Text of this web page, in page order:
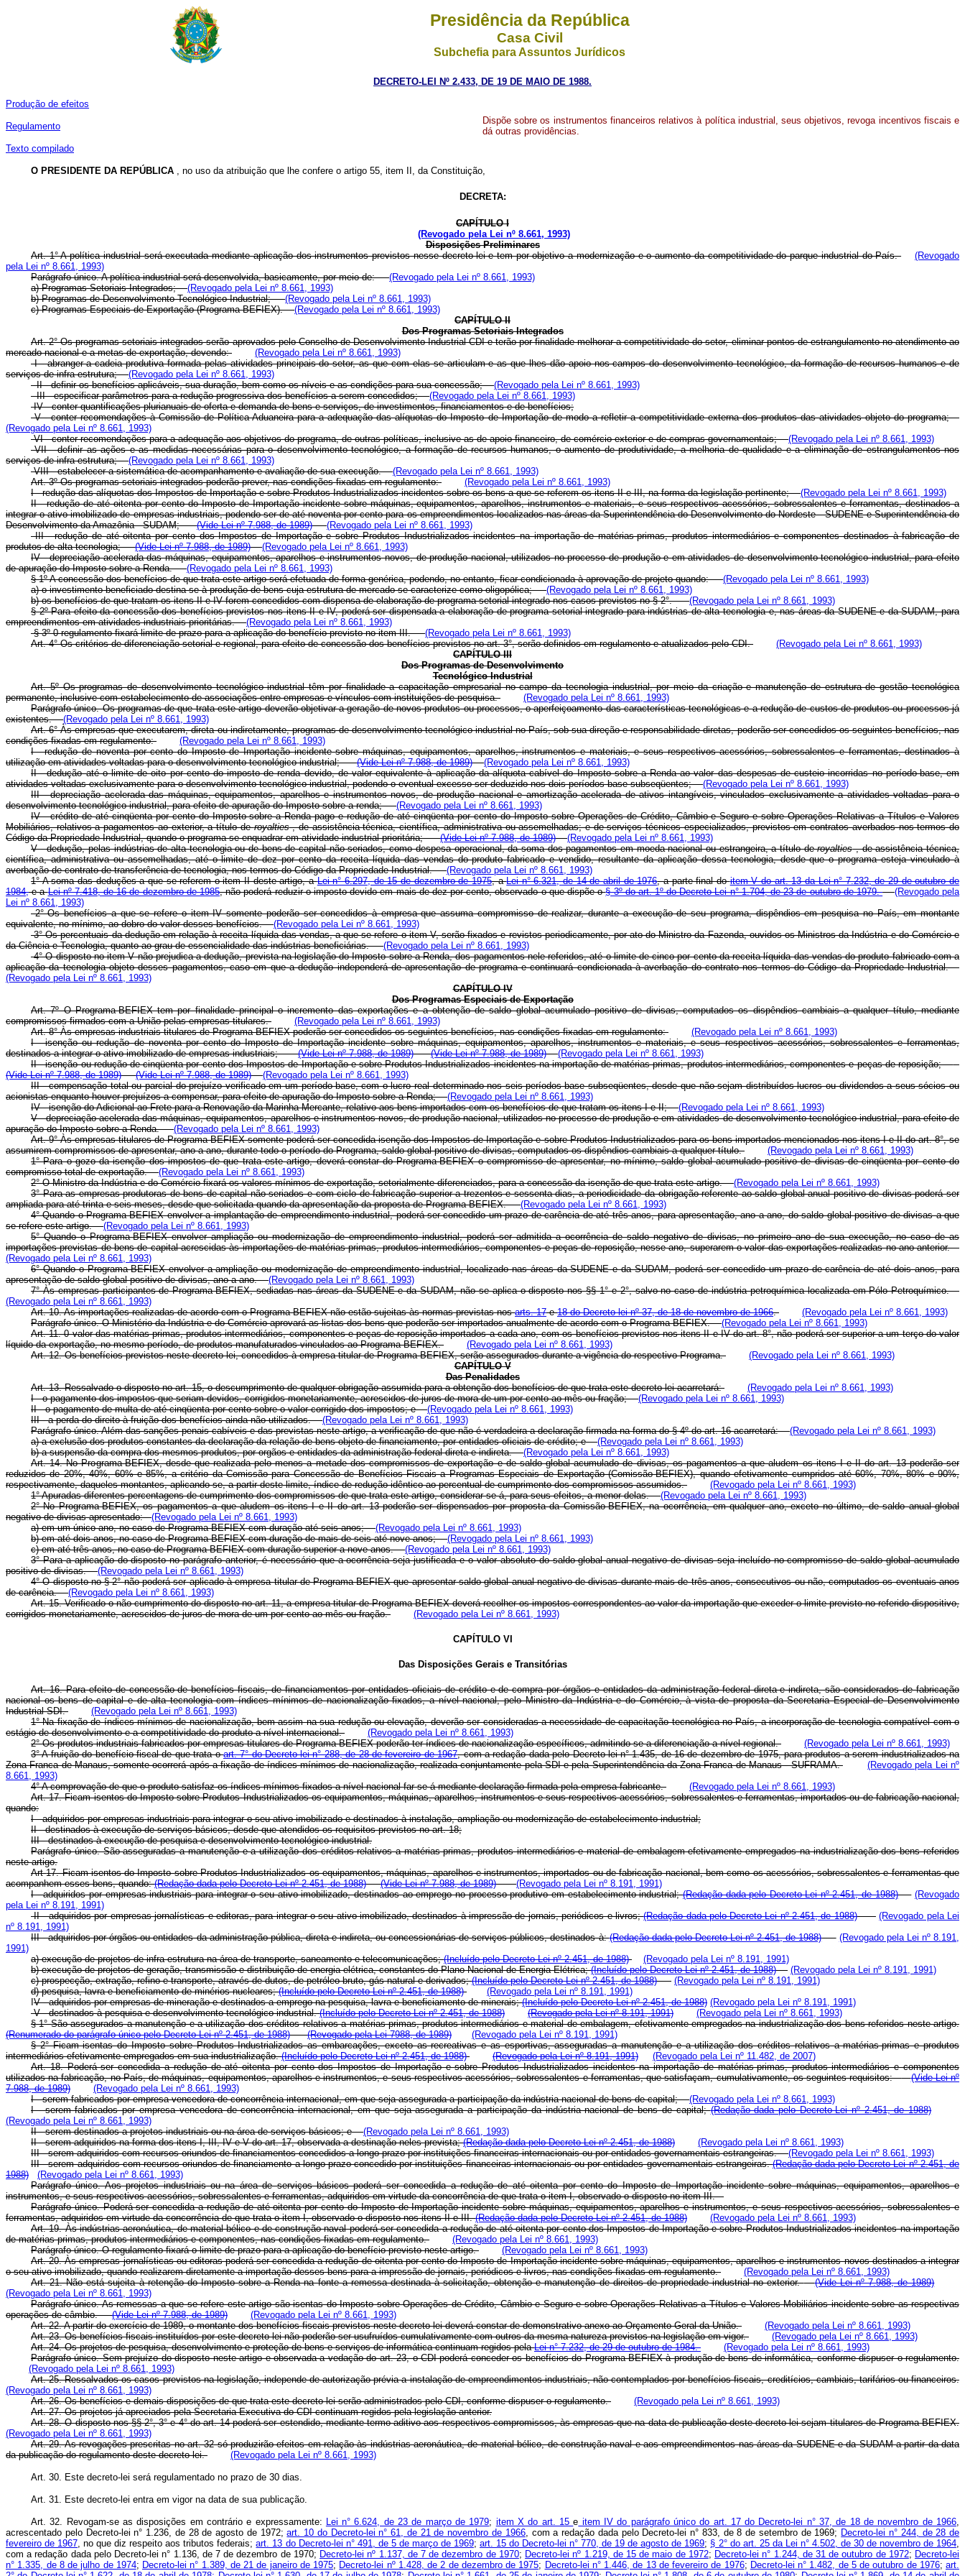
Presidência da República
Casa Civil
Subchefia para Assuntos Jurídicos
DECRETO-LEI Nº 2.433, DE 19 DE MAIO DE 1988.
Produção de efeitos
Regulamento
Texto compilado
Dispõe sobre os instrumentos financeiros relativos à política industrial, seus objetivos, revoga incentivos fiscais e
dá outras providências.
O PRESIDENTE DA REPÚBLICA , no uso da atribuição que lhe confere o artigo 55, item II, da Constituição,
DECRETA:
CAPÍTULO I
(Revogado pela Lei nº 8.661, 1993)
Disposições Preliminares
Art. 1° A política industrial será executada mediante aplicação dos instrumentos previstos nesse decreto-lei e tem por objetivo a modernização e o aumento da competitividade do parque industrial do País.
(Revogado
pela Lei nº 8.661, 1993)
Parágrafo único. A política industrial será desenvolvida, basicamente, por meio de:(Revogado pela Lei nº 8.661, 1993)
a) Programas Setoriais Integrados;(Revogado pela Lei nº 8.661, 1993)
b) Programas de Desenvolvimento Tecnológico Industrial;(Revogado pela Lei nº 8.661, 1993)
c) Programas Especiais de Exportação (Programa-BEFIEX).(Revogado pela Lei nº 8.661, 1993)
CAPÍTULO II
Dos Programas Setoriais Integrados
Art. 2° Os programas setoriais integrados serão aprovados pelo Conselho de Desenvolvimento Industrial-CDI e terão por finalidade melhorar a competitividade do setor, eliminar pontos de estrangulamento no atendimento ao
mercado nacional e a metas de exportação, devendo:
(Revogado pela Lei nº 8.661, 1993)
I - abranger a cadeia produtiva formada pelas atividades principais do setor, as que com elas se articulam e as que lhes dão apoio nos campos do desenvolvimento tecnológico, da formação de recursos humanos e de
serviços de infra-estrutura;(Revogado pela Lei nº 8.661, 1993)
II - definir os benefícios aplicáveis, sua duração, bem como os níveis e as condições para sua concessão;(Revogado pela Lei nº 8.661, 1993)
III - especificar parâmetros para a redução progressiva dos benefícios a serem concedidos;(Revogado pela Lei nº 8.661, 1993)
IV - conter quantificações plurianuais de oferta e demanda de bens e serviços, de investimentos, financiamentos e de benefícios;
V - conter recomendações à Comissão de Política Aduaneira para a adequação das alíquotas do Imposto de Importação de modo a refletir a competitividade externa dos produtos das atividades objeto do programa;
(Revogado pela Lei nº 8.661, 1993)
VI - conter recomendações para a adequação aos objetivos do programa, de outras políticas, inclusive as de apoio financeiro, de comércio exterior e de compras governamentais;(Revogado pela Lei nº 8.661, 1993)
VII - definir as ações e as medidas necessárias para o desenvolvimento tecnológico, a formação de recursos humanos, o aumento de produtividade, a melhoria de qualidade e a eliminação de estrangulamentos nos
serviços de infra-estrutura;(Revogado pela Lei nº 8.661, 1993)
VIII - estabelecer a sistemática de acompanhamento e avaliação de sua execução.(Revogado pela Lei nº 8.661, 1993)
Art. 3º Os programas setoriais integrados poderão prever, nas condições fixadas em regulamento:
(Revogado pela Lei nº 8.661, 1993)
I - redução das alíquotas dos Impostos de Importação e sobre Produtos Industrializados incidentes sobre os bens a que se referem os itens II e III, na forma da legislação pertinente;(Revogado pela Lei nº 8.661, 1993)
II - redução de até oitenta por cento do Imposto de Importação incidente sobre máquinas, equipamentos, aparelhos, instrumentos e materiais, e seus respectivos acessórios, sobressalentes e ferramentas, destinados a
integrar o ativo imobilizado de empresas industriais, podendo ser de até noventa por cento para os empreendimentos localizados nas áreas da Superintendência do Desenvolvimento do Nordeste - SUDENE e Superintendência do
Desenvolvimento da Amazônia - SUDAM;
(Vide Lei nº 7.988, de 1989)
(Revogado pela Lei nº 8.661, 1993)
III - redução de até oitenta por cento dos Impostos de Importação e sobre Produtos Industrializados incidentes na importação de matérias-primas, produtos intermediários e componentes destinados à fabricação de
produtos de alta tecnologia;
(Vide Lei nº 7.988, de 1989)
(Revogado pela Lei nº 8.661, 1993)
IV - depreciação acelerada das máquinas, equipamentos, aparelhos e instrumentos novos, de produção nacional, utilizados no processo de produção e em atividades de desenvolvimento tecnológico industrial, para efeito
de apuração do Imposto sobre a Renda.(Revogado pela Lei nº 8.661, 1993)
§ 1º A concessão dos benefícios de que trata este artigo será efetuada de forma genérica, podendo, no entanto, ficar condicionada à aprovação de projeto quando:(Revogado pela Lei nº 8.661, 1993)
a) o investimento beneficiado destina-se à produção de bens cuja estrutura de mercado se caracterize como oligopólica;(Revogado pela Lei nº 8.661, 1993)
b) os benefícios de que tratam os itens II e IV forem concedidos com dispensa de elaboração de programa setorial integrado nos casos previstos no § 2°.(Revogado pela Lei nº 8.661, 1993)
§ 2º Para efeito da concessão dos benefícios previstos nos itens II e IV, poderá ser dispensada a elaboração de programa setorial integrado para indústrias de alta tecnologia e, nas áreas da SUDENE e da SUDAM, para
empreendimentos em atividades industriais prioritárias.(Revogado pela Lei nº 8.661, 1993)
§ 3º 0 regulamento fixará limite de prazo para a aplicação do benefício previsto no item III.(Revogado pela Lei nº 8.661, 1993)
Art. 4° Os critérios de diferenciação setorial e regional, para efeito de concessão dos benefícios previstos no art. 3°, serão definidos em regulamento e atualizados pelo CDI.
(Revogado pela Lei nº 8.661, 1993)
CAPÍTULO III
Dos Programas de Desenvolvimento
Tecnológico Industrial
Art. 5º Os programas de desenvolvimento tecnológico industrial têm por finalidade a capacitação empresarial no campo da tecnologia industrial, por meio da criação e manutenção de estrutura de gestão tecnológica
permanente, inclusive com estabelecimento de associações entre empresas e vínculos com instituições de pesquisa.
(Revogado pela Lei nº 8.661, 1993)
Parágrafo único. Os programas de que trata este artigo deverão objetivar a geração de novos produtos ou processos, o aperfeiçoamento das características tecnológicas e a redução de custos de produtos ou processos já
existentes.(Revogado pela Lei nº 8.661, 1993)
Art. 6° Às empresas que executarem, direta ou indiretamente, programas de desenvolvimento tecnológico industrial no País, sob sua direção e responsabilidade diretas, poderão ser concedidos os seguintes benefícios, nas
condições fixadas em regulamento:
(Revogado pela Lei nº 8.661, 1993)
I - redução de noventa por cento do Imposto de Importação incidente sobre máquinas, equipamentos, aparelhos, instrumentos e materiais, e seus respectivos acessórios, sobressalentes e ferramentas, destinados à
utilização em atividades voltadas para o desenvolvimento tecnológico industrial;
(Vide Lei nº 7.988, de 1989)
(Revogado pela Lei nº 8.661, 1993)
II - dedução até o limite de oito por cento do imposto de renda devido, de valor equivalente à aplicação da alíquota cabível do Imposto sobre a Renda ao valor das despesas de custeio incorridas no período-base, em
atividades voltadas exclusivamente para o desenvolvimento tecnológico industrial, podendo o eventual excesso ser deduzido nos dois períodos-base subseqüentes;(Revogado pela Lei nº 8.661, 1993)
III - depreciação acelerada das máquinas, equipamentos, aparelhos e instrumentos novos, de produção nacional e amortização acelerada de ativos intangíveis, vinculados exclusivamente a atividades voltadas para o
desenvolvimento tecnológico industrial, para efeito de apuração do Imposto sobre a renda;(Revogado pela Lei nº 8.661, 1993)
IV - crédito de até cinqüenta por cento do Imposto sobre a Renda pago e redução de até cinqüenta por cento do Imposto sobre Operações de Crédito, Câmbio e Seguro e sobre Operações Relativas a Títulos e Valores
Mobiliários, relativos a pagamentos ao exterior, a título deroyalties, de assistência técnica, científica, administrativa ou assemelhadas; e de serviços técnicos especializados, previstos em contratos averbados nos termos do
Código da Propriedade Industrial, quando o programa se enquadrar em atividade industrial prioritária;(Vide Lei nº 7.988, de 1989)
(Revogado pela Lei nº 8.661, 1993)
V - dedução, pelas indústrias de alta tecnologia ou de bens de capital não seriados, como despesa operacional, da soma dos pagamentos em moeda nacional ou estrangeira, a título deroyalties, de assistência técnica,
científica, administrativa ou assemelhadas, até o limite de dez por cento da receita líquida das vendas do produto fabricado e vendido, resultante da aplicação dessa tecnologia, desde que o programa esteja vinculado à
averbação de contrato de transferência de tecnologia, nos termos do Código da Propriedade Industrial.(Revogado pela Lei nº 8.661, 1993)
1° A soma das deduções a que se referem o item II deste artigo, aLei n° 6.297, de 15 de dezembro de 1975, aLei n° 6.321, de 14 de abril de 1976, a parte final doitem V do art. 13 da Lei n° 7.232, de 29 de outubro de
1984,e aLei nº 7.418, de 16 de dezembro de 1985, não poderá reduzir o imposto devido em mais de dez por cento, observado o que dispõe o§ 3º do art. 1º do Decreto-Lei n° 1.704, de 23 de outubro de 1979.
(Revogado pela
Lei nº 8.661, 1993)
2° Os benefícios a que se refere o item IV somente poderão ser concedidos à empresa que assuma compromisso de realizar, durante a execução de seu programa, dispêndios em pesquisa no País, em montante
equivalente, no mínimo, ao dobro do valor desses benefícios.(Revogado pela Lei nº 8.661, 1993)
3° Os percentuais da dedução em relação à receita líquida das vendas, a que se refere o item V, serão fixados e revistos periodicamente, por ato do Ministro da Fazenda, ouvidos os Ministros da Indústria e do Comércio e
da Ciência e Tecnologia, quanto ao grau de essencialidade das indústrias beneficiárias.(Revogado pela Lei nº 8.661, 1993)
4° O disposto no item V não prejudica a dedução, prevista na legislação do Imposto sobre a Renda, dos pagamentos nele referidos, até o limite de cinco por cento da receita líquida das vendas do produto fabricado com a
aplicação da tecnologia objeto desses pagamentos, caso em que a dedução independerá de apresentação de programa e continuará condicionada à averbação do contrato nos termos do Código da Propriedade Industrial.
(Revogado pela Lei nº 8.661, 1993)
CAPÍTULO IV
Dos Programas Especiais de Exportação
Art. 7º O Programa-BEFIEX tem por finalidade principal o incremento das exportações e a obtenção de saldo global acumulado positivo de divisas, computados os dispêndios cambiais a qualquer título, mediante
compromissos firmados com a União pelas empresas titulares.
(Revogado pela Lei nº 8.661, 1993)
Art. 8° Às empresas industriais titulares de Programa-BEFIEX poderão ser concedidos os seguintes benefícios, nas condições fixadas em regulamento:
(Revogado pela Lei nº 8.661, 1993)
I - isenção ou redução de noventa por cento do Imposto de Importação incidente sobre máquinas, equipamentos, aparelhos, instrumentos e materiais, e seus respectivos acessórios, sobressalentes e ferramentas,
destinados a integrar o ativo imobilizado de empresas industriais;
(Vide Lei nº 7.988, de 1989) (Vide Lei nº 7.988, de 1989)
(Revogado pela Lei nº 8.661, 1993)
II - isenção ou redução de cinqüenta por cento dos Impostos de Importação e sobre Produtos Industrializados incidentes na importação de matérias-primas, produtos intermediários, componentes e peças de reposição;
(Vide Lei nº 7.988, de 1989)
(Vide Lei nº 7.988, de 1989)
(Revogado pela Lei nº 8.661, 1993)
III - compensação total ou parcial do prejuízo verificado em um período-base, com o lucro real determinado nos seis períodos-base subseqüentes, desde que não sejam distribuídos lucros ou dividendos a seus sócios ou
acionistas enquanto houver prejuízos a compensar, para efeito de apuração do Imposto sobre a Renda;(Revogado pela Lei nº 8.661, 1993)
IV - isenção do Adicional ao Frete para a Renovação da Marinha Mercante, relativo aos bens importados com os benefícios de que tratam os itens I e II;(Revogado pela Lei nº 8.661, 1993)
V - depreciação acelerada das máquinas, equipamentos, aparelhos e instrumentos novos, de produção nacional, utilizados no processo de produção e em atividades de desenvolvimento tecnológico industrial, para efeito de
apuração do Imposto sobre a Renda.(Revogado pela Lei nº 8.661, 1993)
Art. 9° Às empresas titulares de Programa-BEFIEX somente poderá ser concedida isenção dos Impostos de Importação e sobre Produtos Industrializados para os bens importados mencionados nos itens I e II do art. 8°, se
assumirem compromissos de apresentar, ano a ano, durante todo o período do Programa, saldo global positivo de divisas, computados os dispêndios cambiais a qualquer título.
(Revogado pela Lei nº 8.661, 1993)
1° Para o gozo da isenção dos impostos de que trata este artigo, deverá constar do Programa-BEFIEX o compromisso de apresentar, no mínimo, saldo global acumulado positivo de divisas de cinqüenta por cento do
compromisso total de exportação.(Revogado pela Lei nº 8.661, 1993)
2° O Ministro da Indústria e do Comércio fixará os valores mínimos de exportação, setorialmente diferenciados, para a concessão da isenção de que trata este artigo.(Revogado pela Lei nº 8.661, 1993)
3° Para as empresas produtoras de bens de capital não seriados e com ciclo de fabricação superior a trezentos e sessenta dias, a periodicidade da obrigação referente ao saldo global anual positivo de divisas poderá ser
ampliada para até trinta e seis meses, desde que solicitada quando da apresentação da proposta de Programa-BEFIEX.(Revogado pela Lei nº 8.661, 1993)
4° Quando o Programa-BEFIEX envolver a implantação de empreendimento industrial, poderá ser concedido um prazo de carência de até três anos, para apresentação, ano a ano, do saldo global positivo de divisas a que
se refere este artigo.(Revogado pela Lei nº 8.661, 1993)
5° Quando o Programa-BEFIEX envolver ampliação ou modernização de empreendimento industrial, poderá ser admitida a ocorrência de saldo negativo de divisas, no primeiro ano de sua execução, no caso de as
importações previstas de bens de capital acrescidas às importações de matérias-primas, produtos intermediários, componentes e peças de reposição, nesse ano, superarem o valor das exportações realizadas no ano anterior.
(Revogado pela Lei nº 8.661, 1993)
6° Quando o Programa-BEFIEX envolver a ampliação ou modernização de empreendimento industrial, localizado nas áreas da SUDENE e da SUDAM, poderá ser concedido um prazo de carência de até dois anos, para
apresentação de saldo global positivo de divisas, ano a ano.(Revogado pela Lei nº 8.661, 1993)
7° Às empresas participantes de Programa-BEFIEX, sediadas nas áreas da SUDENE e da SUDAM, não se aplica o disposto nos §§ 1° e 2°, salvo no caso de indústria petroquímica localizada em Pólo Petroquímico.
(Revogado pela Lei nº 8.661, 1993)
Art. 10. As importações realizadas de acordo com o Programa-BEFIEX não estão sujeitas às normas previstas nosarts. 17e18 do Decreto-lei nº 37, de 18 de novembro de 1966.
(Revogado pela Lei nº 8.661, 1993)
Parágrafo único. O Ministério da Indústria e do Comércio aprovará as listas dos bens que poderão ser importados anualmente de acordo com o Programa-BEFIEX.(Revogado pela Lei nº 8.661, 1993)
Art. 11. 0 valor das matérias-primas, produtos intermediários, componentes e peças de reposição importados a cada ano, com os benefícios previstos nos itens II e IV do art. 8°, não poderá ser superior a um terço do valor
líquido da exportação, no mesmo período, de produtos manufaturados vinculados ao Programa-BEFIEX.
(Revogado pela Lei nº 8.661, 1993)
Art. 12. Os benefícios previstos neste decreto-lei, concedidos à empresa titular de Programa-BEFIEX, serão assegurados durante a vigência do respectivo Programa.
(Revogado pela Lei nº 8.661, 1993)
CAPÍTULO V
Das Penalidades
Art. 13. Ressalvado o disposto no art. 15, o descumprimento de qualquer obrigação assumida para a obtenção dos benefícios de que trata este decreto-lei acarretará:
(Revogado pela Lei nº 8.661, 1993)
I - o pagamento dos impostos que seriam devidos, corrigidos monetariamente, acrescidos de juros de mora de um por cento ao mês ou fração;(Revogado pela Lei nº 8.661, 1993)
II - o pagamento de multa de até cinqüenta por cento sobre o valor corrigido dos impostos; e(Revogado pela Lei nº 8.661, 1993)
III - a perda do direito à fruição dos benefícios ainda não utilizados.(Revogado pela Lei nº 8.661, 1993)
Parágrafo único. Além das sanções penais cabíveis e das previstas neste artigo, a verificação de que não é verdadeira a declaração firmada na forma do § 4º do art. 16 acarretará:(Revogado pela Lei nº 8.661, 1993)
a) a exclusão dos produtos constantes da declaração da relação de bens objeto de financiamento, por entidades oficiais de crédito; e(Revogado pela Lei nº 8.661, 1993)
b) a suspensão da compra dos mesmos produtos, por orgãos e entidades da administração federal direta e indireta.(Revogado pela Lei nº 8.661, 1993)
Art. 14. No Programa-BEFIEX, desde que realizada pelo menos a metade dos compromissos de exportação e de saldo global acumulado de divisas, os pagamentos a que aludem os itens I e II do art. 13 poderão ser
reduzidos de 20%, 40%, 60% e 85%, a critério da Comissão para Concessão de Benefícios Fiscais a Programas Especiais de Exportação (Comissão-BEFIEX), quando efetivamente cumpridos até 60%, 70%, 80% e 90%,
respectivamente, daqueles montantes, aplicando-se, a partir deste limite, índice de redução idêntico ao percentual de cumprimento dos compromissos assumidos.
(Revogado pela Lei nº 8.661, 1993)
1° Apuradas diferentes percentagens de cumprimento dos compromissos de que trata este artigo, considerar-se-á, para seus efeitos, a menor delas.(Revogado pela Lei nº 8.661, 1993)
2° No Programa-BEFIEX, os pagamentos a que aludem os itens I e II do art. 13 poderão ser dispensados por proposta da Comissão-BEFIEX, na ocorrência, em qualquer ano, exceto no último, de saldo anual global
negativo de divisas apresentado:(Revogado pela Lei nº 8.661, 1993)
a) em um único ano, no caso de Programa-BEFIEX com duração até seis anos;(Revogado pela Lei nº 8.661, 1993)
b) em até dois anos, no caso de Programa-BEFIEX com duração de mais de seis até nove anos;(Revogado pela Lei nº 8.661, 1993)
c) em até três anos, no caso de Programa-BEFIEX com duração superior a nove anos.(Revogado pela Lei nº 8.661, 1993)
3° Para a aplicação do disposto no parágrafo anterior, é necessário que a ocorrência seja justificada e o valor absoluto do saldo global anual negativo de divisas seja incluído no compromisso de saldo global acumulado
positivo de divisas.(Revogado pela Lei nº 8.661, 1993)
4° O disposto no § 2° não poderá ser aplicado à empresa titular de Programa-BEFIEX que apresentar saldo global anual negativo de divisas durante mais de três anos, consecutivos ou não, computados os eventuais anos
de carência.(Revogado pela Lei nº 8.661, 1993)
Art. 15. Verificado o não cumprimento do disposto no art. 11, a empresa titular de Programa-BEFIEX deverá recolher os impostos correspondentes ao valor da importação que exceder o limite previsto no referido dispositivo,
corrigidos monetariamente, acrescidos de juros de mora de um por cento ao mês ou fração.
(Revogado pela Lei nº 8.661, 1993)
CAPÍTULO VI
Das Disposições Gerais e Transitórias
Art. 16. Para efeito de concessão de benefícios fiscais, de financiamentos por entidades oficiais de crédito e de compra por órgãos e entidades da administração federal direta e indireta, são considerados de fabricação
nacional os bens de capital e de alta tecnologia com índices mínimos de nacionalização fixados, a nível nacional, pelo Ministro da Indústria e do Comércio, à vista de proposta da Secretaria Especial de Desenvolvimento
Industrial-SDI.
(Revogado pela Lei nº 8.661, 1993)
1° Na fixação de índices mínimos de nacionalização, bem assim na sua redução ou elevação, deverão ser consideradas a necessidade de capacitação tecnológica no País, a incorporação de tecnologia compatível com o
estágio de desenvolvimento e a competitividade do produto a nível internacional.
(Revogado pela Lei nº 8.661, 1993)
2° Os produtos industriais fabricados por empresas titulares de Programa-BEFIEX poderão ter índices de nacionalização específicos, admitindo-se a diferenciação a nível regional.
(Revogado pela Lei nº 8.661, 1993)
3° A fruição do benefício fiscal de que trata oart. 7° do Decreto-lei n° 288, de 28 de fevereiro de 1967, com a redação dada pelo Decreto-lei n° 1.435, de 16 de dezembro de 1975, para produtos a serem industrializados na
Zona Franca de Manaus, somente ocorrerá após a fixação de índices mínimos de nacionalização, realizada conjuntamente pela SDI e pela Superintendência da Zona Franca de Manaus - SUFRAMA.
(Revogado pela Lei nº
8.661, 1993)
4° A comprovação de que o produto satisfaz os índices mínimos fixados a nível nacional far-se-á mediante declaração firmada pela empresa fabricante.
(Revogado pela Lei nº 8.661, 1993)
Art. 17. Ficam isentos do Imposto sobre Produtos Industrializados os equipamentos, máquinas, aparelhos, instrumentos e seus respectivos acessórios, sobressalentes e ferramentas, importados ou de fabricação nacional,
quando:
I - adquiridos por empresas industriais para integrar o seu ativo imobilizado e destinados à instalação, ampliação ou modernização de estabelecimento industrial;
II - destinados à execução de serviços básicos, desde que atendidos os requisitos previstos no art. 18;
III - destinados à execução de pesquisa e desenvolvimento tecnológico industrial.
Parágrafo único. São asseguradas a manutenção e a utilização dos créditos relativos a matérias-primas, produtos intermediários e material de embalagem efetivamente empregados na industrialização dos bens referidos
neste artigo.
Art 17. Ficam isentos do Imposto sobre Produtos Industrializados os equipamentos, máquinas, aparelhos e instrumentos, importados ou de fabricação nacional, bem como os acessórios, sobressalentes e ferramentas que
acompanhem esses bens, quando:(Redação dada pelo Decreto-Lei nº 2.451, de 1988) (Vide Lei nº 7.988, de 1989)
(Revogado pela Lei nº 8.191, 1991)
I - adquiridos por empresas industriais para integrar o seu ativo imobilizado, destinados ao emprego no processo produtivo em estabelecimento industrial;(Redação dada pelo Decreto-Lei nº 2.451, de 1988)
(Revogado
pela Lei nº 8.191, 1991)
II - adquiridos por empresas jornalísticas e editoras, para integrar o seu ativo imobilizado, destinados à impressão de jornais, periódicos e livros;(Redação dada pelo Decreto-Lei nº 2.451, de 1988)
(Revogado pela Lei
nº 8.191, 1991)
III - adquiridos por órgãos ou entidades da administração pública, direta e indireta, ou concessionárias de serviços públicos, destinados à:(Redação dada pelo Decreto-Lei nº 2.451, de 1988)
(Revogado pela Lei nº 8.191,
1991)
a) execução de projetos de infra-estrutura na área de transporte, saneamento e telecomunicações;(Incluído pelo Decreto-Lei nº 2.451, de 1988)
(Revogado pela Lei nº 8.191, 1991)
b) execução de projetos de geração, transmissão e distribuição de energia elétrica, constantes do Plano Nacional de Energia Elétrica;(Incluído pelo Decreto-Lei nº 2.451, de 1988)
(Revogado pela Lei nº 8.191, 1991)
c) prospecção, extração, refino e transporte, através de dutos, de petróleo bruto, gás natural e derivados;(Incluído pelo Decreto-Lei nº 2.451, de 1988)
(Revogado pela Lei nº 8.191, 1991)
d) pesquisa, lavra e beneficiamento de minérios nucleares;(Incluído pelo Decreto-Lei nº 2.451, de 1988)
(Revogado pela Lei nº 8.191, 1991)
V - adquiridos por empresas de mineração e destinados a emprego na pesquisa, lavra e beneficiamento de minerais;(Incluído pelo Decreto-Lei nº 2.451, de 1988) (Revogado pela Lei nº 8.191, 1991)
V - destinados à pesquisa e desenvolvimento tecnológico industrial.(Incluído pelo Decreto-Lei nº 2.451, de 1988) (Revogado pela Lei nº 8.191, 1991)
(Revogado pela Lei nº 8.661, 1993)
§ 1° São assegurados a manutenção e a utilização dos créditos relativos a matérias-primas, produtos intermediários e material de embalagem, efetivamente empregados na industrialização dos bens referidos neste artigo.
(Renumerado do parágrafo único pelo Decreto-Lei nº 2.451, de 1988)
(Revogado pela Lei 7988, de 1989)
(Revogado pela Lei nº 8.191, 1991)
§ 2° Ficam isentas do Imposto sobre Produtos Industrializados as embarcações, exceto as recreativas e as esportivas, asseguradas a manutenção e a utilização dos créditos relativos a matérias-primas e produtos
intermediários efetivamente empregados em sua industrialização.(Incluído pelo Decreto-Lei nº 2.451, de 1988) (Revogado pela Lei nº 8.191, 1991)
(Revogado pela Lei nº 11.482, de 2007)
Art. 18. Poderá ser concedida a redução de até oitenta por cento dos Impostos de Importação e sobre Produtos Industrializados incidentes na importação de matérias-primas, produtos intermediários e componentes
utilizados na fabricação, no País, de máquinas, equipamentos, aparelhos e instrumentos, e seus respectivos acessórios, sobressalentes e ferramentas, que satisfaçam, cumulativamente, os seguintes requisitos:
(Vide Lei nº
7.988, de 1989)
(Revogado pela Lei nº 8.661, 1993)
I - serem fabricados por empresa vencedora de concorrência internacional, em que seja assegurada a participação da indústria nacional de bens de capital;(Revogado pela Lei nº 8.661, 1993)
I - serem fabricados por empresa vencedora de concorrência internacional, em que seja assegurada a participação da indústria nacional de bens de capital;(Redação dada pelo Decreto-Lei nº 2.451, de 1988)
(Revogado pela Lei nº 8.661, 1993)
II - serem destinados a projetos industriais ou na área de serviços básicos; e(Revogado pela Lei nº 8.661, 1993)
II - serem adquiridos na forma dos itens I, III, IV e V do art. 17, observada a destinação neles prevista;(Redação dada pelo Decreto-Lei nº 2.451, de 1988)
(Revogado pela Lei nº 8.661, 1993)
III - serem adquiridos com recursos oriundos de financiamentos concedidos a longo prazo por instituições financeiras internacionais ou por entidades governamentais estrangeiras.(Revogado pela Lei nº 8.661, 1993)
III - serem adquiridos com recursos oriundos de financiamento a longo prazo concedido por instituições financeiras internacionais ou por entidades governamentais estrangeiras.(Redação dada pelo Decreto-Lei nº 2.451, de
1988)
(Revogado pela Lei nº 8.661, 1993)
Parágrafo único. Aos projetos industriais ou na área de serviços básicos poderá ser concedida a redução de até oitenta por cento do Imposto de Importação incidente sobre máquinas, equipamentos, aparelhos e
instrumentos, e seus respectivos acessórios, sobressalentes e ferramentas, adquiridos em virtude da concorrência de que trata o item I, observado o disposto no item III.
Parágrafo único. Poderá ser concedida a redução de até oitenta por cento do Imposto de Importação incidente sobre máquinas, equipamentos, aparelhos e instrumentos, e seus respectivos acessórios, sobressalentes e
ferramentas, adquiridos em virtude da concorrência de que trata o item I, observado o disposto nos itens II e III.(Redação dada pelo Decreto-Lei nº 2.451, de 1988)
(Revogado pela Lei nº 8.661, 1993)
Art. 19. Às indústrias aeronáutica, de material bélico e de construção naval poderá ser concedida a redução de até oitenta por cento dos Impostos de Importação e sobre Produtos Industrializados incidentes na importação
de matérias-primas, produtos intermediários e componentes, nas condições fixadas em regulamento.
(Revogado pela Lei nº 8.661, 1993)
Parágrafo único. O regulamento fixará o limite de prazo para a aplicação do benefício previsto neste artigo.
(Revogado pela Lei nº 8.661, 1993)
Art. 20. Às empresas jornalísticas ou editoras poderá ser concedida a redução de oitenta por cento do Imposto de Importação incidente sobre máquinas, equipamentos, aparelhos e instrumentos novos destinados a integrar
o seu ativo imobilizado, quando realizarem diretamente a importação desses bens para a impressão de jornais, periódicos e livros, nas condições fixadas em regulamento.
(Revogado pela Lei nº 8.661, 1993)
Art. 21. Não está sujeita à retenção do Imposto sobre a Renda na fonte a remessa destinada à solicitação, obtenção e manutenção de direitos de propriedade industrial no exterior.
(Vide Lei nº 7.988, de 1989)
(Revogado pela Lei nº 8.661, 1993)
Parágrafo único. As remessas a que se refere este artigo são isentas do Imposto sobre Operações de Crédito, Câmbio e Seguro e sobre Operações Relativas a Títulos e Valores Mobiliários incidente sobre as respectivas
operações de câmbio.
(Vide Lei nº 7.988, de 1989)
(Revogado pela Lei nº 8.661, 1993)
Art. 22. A partir do exercício de 1989, o montante dos benefícios fiscais previstos neste decreto-lei deverá constar de demonstrativo anexo ao Orçamento Geral da União.
(Revogado pela Lei nº 8.661, 1993)
Art. 23. Os benefícios fiscais instituídos por este decreto-lei não poderão ser usufruídos cumulativamente com outros da mesma natureza previstos na legislação em vigor.
(Revogado pela Lei nº 8.661, 1993)
Art. 24. Os projetos de pesquisa, desenvolvimento e proteção de bens e serviços de informática continuam regidos pelaLei n° 7.232, de 29 de outubro de 1984.
(Revogado pela Lei nº 8.661, 1993)
Parágrafo único. Sem prejuízo do disposto neste artigo e observada a vedação do art. 23, o CDI poderá conceder os benefícios do Programa-BEFIEX à produção de bens de informática, conforme dispuser o regulamento.
(Revogado pela Lei nº 8.661, 1993)
Art. 25. Ressalvados os casos previstos na legislação, independe de autorização prévia a instalação de empreendimentos industriais, não contemplados por benefícios fiscais, creditícios, cambiais, tarifários ou financeiros.
(Revogado pela Lei nº 8.661, 1993)
Art. 26. Os benefícios e demais disposições de que trata este decreto-lei serão administrados pelo CDI, conforme dispuser o regulamento.
(Revogado pela Lei nº 8.661, 1993)
Art. 27. Os projetos já apreciados pela Secretaria Executiva do CDI continuam regidos pela legislação anterior.
Art. 28. O disposto nos §§ 2°, 3° e 4° do art. 14 poderá ser estendido, mediante termo aditivo aos respectivos compromissos, às empresas que na data de publicação deste decreto-lei sejam titulares de Programa-BEFIEX.
(Revogado pela Lei nº 8.661, 1993)
Art. 29. As revogações prescritas no art. 32 só produzirão efeitos em relação às indústrias aeronáutica, de material bélico, de construção naval e aos empreendimentos nas áreas da SUDENE e da SUDAM a partir da data
da publicação do regulamento deste decreto-lei.
(Revogado pela Lei nº 8.661, 1993)
Art. 30. Este decreto-lei será regulamentado no prazo de 30 dias.
Art. 31. Este decreto-lei entra em vigor na data de sua publicação.
Art. 32. Revogam-se as disposições em contrário e expressamente: Lei n° 6.624, de 23 de março de 1979; item X do art. 15e item IV do parágrafo único do art. 17 do Decreto-lei n° 37, de 18 de novembro de 1966
acrescentado pelo Decreto-lei n° 1.236, de 28 de agosto de 1972;art. 10 do Decreto-lei n° 61, de 21 de novembro de 1966, com a redação dada pelo Decreto-lei n° 833, de 8 de setembro de 1969; Decreto-lei n° 244, de 28 de
fevereiro de 1967 , no que diz respeito aos tributos federais;art. 13 do Decreto-lei n° 491, de 5 de março de 1969; art. 15 do Decreto-lei n° 770, de 19 de agosto de 1969; § 2° do art. 25 da Lei n° 4.502, de 30 de novembro de 1964
com a redação dada pelo Decreto-lei n° 1.136, de 7 de dezembro de 1970; Decreto-lei nº 1.137, de 7 de dezembro de 1970; Decreto-lei nº 1.219, de 15 de maio de 1972; Decreto-lei n° 1.244, de 31 de outubro de 1972; Decreto-lei
n° 1.335, de 8 de julho de 1974; Decreto-lei n° 1.389, de 21 de janeiro de 1975; Decreto-lei nº 1.428, de 2 de dezembro de 1975; Decreto-lei n° 1.446, de 13 de fevereiro de 1976; Decreto-lei n° 1.482, de 5 de outubro de 1976; art.